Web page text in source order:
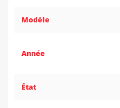
Modèle
Année
État